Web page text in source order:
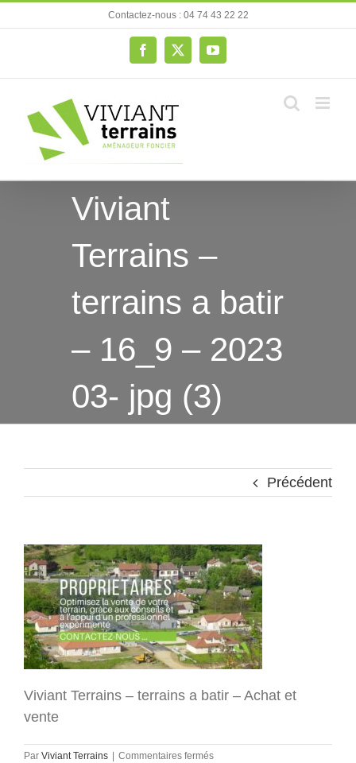
au
Contactez-nous : 04 74 43 22 22
Facebook
X YouTube
Viviant
Terrains –
terrains a batir
– 16_9 – 2023
03- jpg (3)
Précédent
Viviant Terrains – terrains a batir – Achat et
vente
Par Viviant Terrains Commentaires ferméssur